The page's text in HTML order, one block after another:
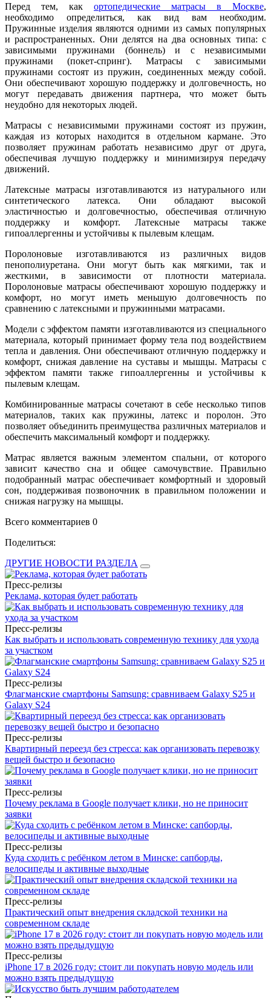
Перед тем, как ортопедические матрасы в Москве,
необходимо определиться, как вид вам необходим.
Пружинные изделия являются одними из самых популярных
и распространенных. Они делятся на два основных типа: с
зависимыми пружинами (боннель) и с независимыми
пружинами (покет-спринг). Матрасы с зависимыми
пружинами состоят из пружин, соединенных между собой.
Они обеспечивают хорошую поддержку и долговечность, но
могут передавать движения партнера, что может быть
неудобно для некоторых людей.
Матрасы с независимыми пружинами состоят из пружин,
каждая из которых находится в отдельном кармане. Это
позволяет пружинам работать независимо друг от друга,
обеспечивая лучшую поддержку и минимизируя передачу
движений.
Латексные матрасы изготавливаются из натурального или
синтетического латекса. Они обладают высокой
эластичностью и долговечностью, обеспечивая отличную
поддержку и комфорт. Латексные матрасы также
гипоаллергенны и устойчивы к пылевым клещам.
Поролоновые изготавливаются из различных видов
пенополиуретана. Они могут быть как мягкими, так и
жесткими, в зависимости от плотности материала.
Поролоновые матрасы обеспечивают хорошую поддержку и
комфорт, но могут иметь меньшую долговечность по
сравнению с латексными и пружинными матрасами.
Модели с эффектом памяти изготавливаются из специального
материала, который принимает форму тела под воздействием
тепла и давления. Они обеспечивают отличную поддержку и
комфорт, снижая давление на суставы и мышцы. Матрасы с
эффектом памяти также гипоаллергенны и устойчивы к
пылевым клещам.
Комбинированные матрасы сочетают в себе несколько типов
материалов, таких как пружины, латекс и поролон. Это
позволяет объединить преимущества различных материалов и
обеспечить максимальный комфорт и поддержку.
Матрас является важным элементом спальни, от которого
зависит качество сна и общее самочувствие. Правильно
подобранный матрас обеспечивает комфортный и здоровый
сон, поддерживая позвоночник в правильном положении и
снижая нагрузку на мышцы.
Всего комментариев 0
Поделиться:
ДРУГИЕ НОВОСТИ РАЗДЕЛА
Пресс-релизы
Реклама, которая будет работать
Пресс-релизы
Как выбрать и использовать современную технику для ухода
за участком
Пресс-релизы
Флагманские смартфоны Samsung: сравниваем Galaxy S25 и
Galaxy S24
Пресс-релизы
Квартирный переезд без стресса: как организовать перевозку
вещей быстро и безопасно
Пресс-релизы
Почему реклама в Google получает клики, но не приносит
заявки
Пресс-релизы
Куда сходить с ребёнком летом в Минске: сапборды,
велосипеды и активные выходные
Пресс-релизы
Практический опыт внедрения складской техники на
современном складе
Пресс-релизы
iPhone 17 в 2026 году: стоит ли покупать новую модель или
можно взять предыдущую